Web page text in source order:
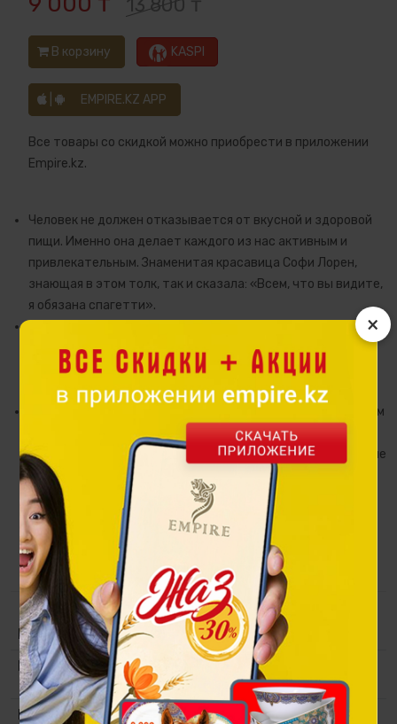
×
В корзину KASPI
EMPIRE.KZ APP
Все товары со скидкой можно приобрести в приложении
Empire.kz.
Человек не должен отказывается от вкусной и здоровой
пищи. Именно она делает каждого из нас активным и
привлекательным. Знаменитая красавица Софи Лорен,
знающая в этом толк, так и сказала: «Всем, что вы видите,
я обязана спагетти».
Тарелка размером 150 мм из столового сервиза Анар бағы
предназначена для индивидуального приёма салатов,
десертов или может послужить подставкой для чашек,
кружек и пиал.
Изготовлена из фарфора Premium Porcelain с применением
технологии глянцевой золотой деколи и отвечает всем
стандартам экологической безопасности. Данное изделие
фарфорового искусства создано в соавторстве с
казахстанской художницей Александрой Вирх, а
вдохновением послужили легенды о благородном и
чудодейственном гранате и добрые традиции
праздничных тоев.
Коллекция
Гранатовый сад
Материал
Premium Porcelain, золотая деколь,
природные минеральные краски
Размер
150 мм